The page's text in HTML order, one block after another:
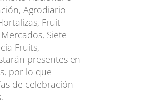
Agrodiario
Fruit
Siete
Fruits,
presentes en
por lo que
de celebración